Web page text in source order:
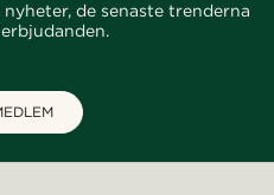
de senaste trenderna